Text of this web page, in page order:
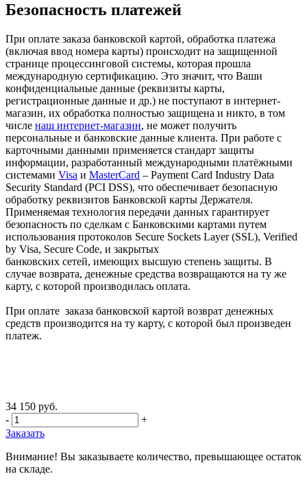
Безопасность платежей
При оплате заказа банковской картой, обработка платежа
(включая ввод номера карты) происходит на защищенной
странице процессинговой системы, которая прошла
международную сертификацию. Это значит, что Ваши
конфиденциальные данные (реквизиты карты,
регистрационные данные и др.) не поступают в интернет-
магазин, их обработка полностью защищена и никто, в том
числе наш интернет-магазин, не может получить
персональные и банковские данные клиента. При работе с
карточными данными применяется стандарт защиты
информации, разработанный международными платёжными
системами Visa и MasterCard – Payment Card Industry Data
Security Standard (PCI DSS), что обеспечивает безопасную
обработку реквизитов Банковской карты Держателя.
Применяемая технология передачи данных гарантирует
безопасность по сделкам с Банковскими картами путем
использования протоколов Secure Sockets Layer (SSL), Verified
by Visa, Secure Code, и закрытых
банковских сетей, имеющих высшую степень защиты. В
случае возврата, денежные средства возвращаются на ту же
карту, с которой производилась оплата.
При оплате заказа банковской картой возврат денежных
средств производится на ту карту, с которой был произведен
платеж.
34 150 руб.
-
+
Заказать
Внимание! Вы заказываете количество, превышающее остаток
на складе.